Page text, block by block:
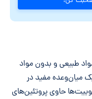
طبیعی و بدون مواد
میان‌وعده مفید در
حاوی پروتئین‌های